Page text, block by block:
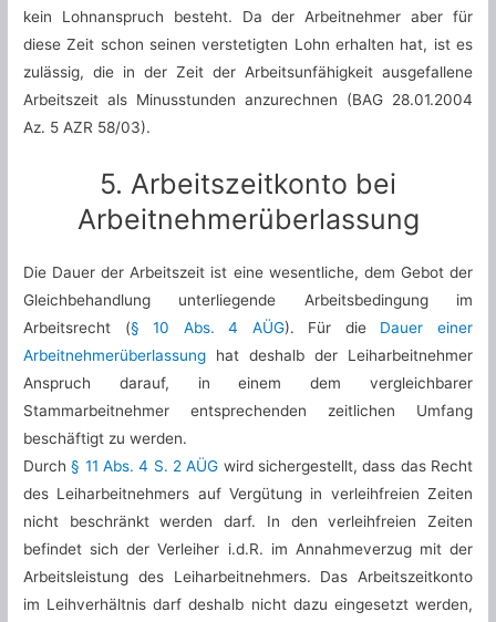
kein Lohnanspruch besteht. Da der Arbeitnehmer aber für
diese Zeit schon seinen verstetigten Lohn erhalten hat, ist es
zulässig, die in der Zeit der Arbeitsunfähigkeit ausgefallene
Arbeitszeit als Minusstunden anzurechnen (BAG 28.01.2004
Az. 5 AZR 58/03).
5. Arbeitszeitkonto bei
Arbeitnehmerüberlassung
Die Dauer der Arbeitszeit ist eine wesentliche, dem Gebot der
Gleichbehandlung unterliegende Arbeitsbedingung im
Arbeitsrecht (§ 10 Abs. 4 AÜG). Für die Dauer einer
Arbeitnehmerüberlassung hat deshalb der Leiharbeitnehmer
Anspruch darauf, in einem dem vergleichbarer
Stammarbeitnehmer entsprechenden zeitlichen Umfang
beschäftigt zu werden.
Durch§ 11 Abs. 4 S. 2 AÜG wird sichergestellt, dass das Recht
des Leiharbeitnehmers auf Vergütung in verleihfreien Zeiten
nicht beschränkt werden darf. In den verleihfreien Zeiten
befindet sich der Verleiher i.d.R. im Annahmeverzug mit der
Arbeitsleistung des Leiharbeitnehmers. Das Arbeitszeitkonto
im Leihverhältnis darf deshalb nicht dazu eingesetzt werden,